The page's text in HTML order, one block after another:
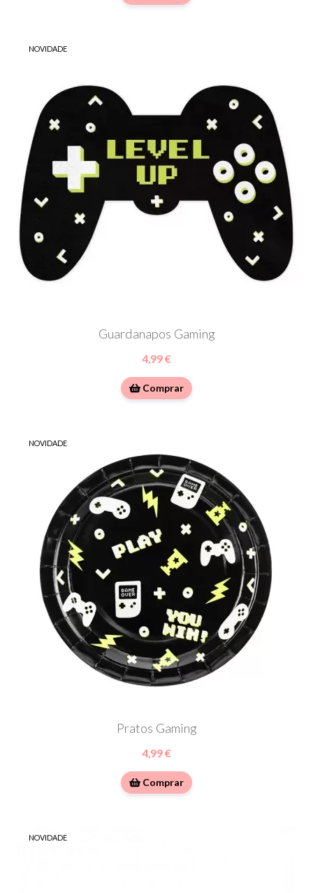
NOVIDADE
Guardanapos Gaming
4,99 €
Comprar
NOVIDADE
Pratos Gaming
4,99 €
Comprar
NOVIDADE